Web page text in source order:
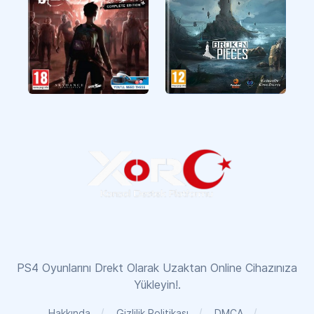
PS4 Oyunlarını Drekt Olarak Uzaktan Online Cihazınıza
Yükleyin!.